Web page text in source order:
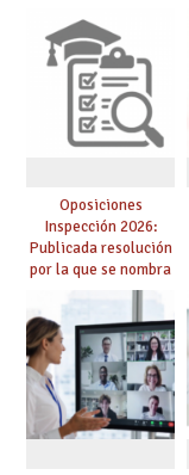
Oposiciones
Inspección 2026:
Publicada resolución
por la que se nombra
funcionarios/as en
prácticas, se regulan
dichas prácticas y se
convoca acto público
de adjudicación